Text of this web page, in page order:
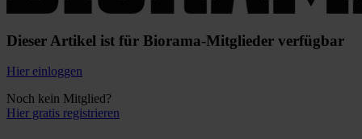
Dieser Artikel ist für Biorama-Mitglieder verfügbar
Hier einloggen
Noch kein Mitglied?
Hier gratis registrieren